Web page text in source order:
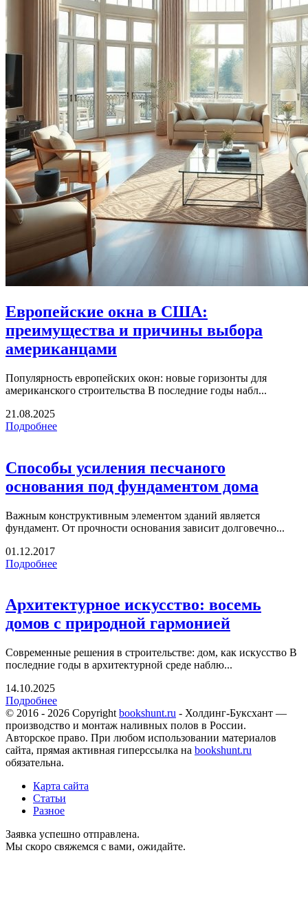
Европейские окна в США:
преимущества и причины выбора
американцами
Популярность европейских окон: новые горизонты для
американского строительства В последние годы набл...
21.08.2025
Подробнее
Способы усиления песчаного
основания под фундаментом дома
Важным конструктивным элементом зданий является
фундамент. От прочности основания зависит долговечно...
01.12.2017
Подробнее
Архитектурное искусство: восемь
домов с природной гармонией
Современные решения в строительстве: дом, как искусство В
последние годы в архитектурной среде наблю...
14.10.2025
Подробнее
© 2016 - 2026 Copyright bookshunt.ru - Холдинг-Буксхант —
производство и монтаж наливных полов в России.
Авторское право. При любом использовании материалов
сайта, прямая активная гиперссылка на bookshunt.ru
обязательна.
Карта сайта
Статьи
Разное
Заявка успешно отправлена.
Мы скоро свяжемся с вами, ожидайте.